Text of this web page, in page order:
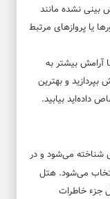
بینی نشده مانند
یا پروازهای مرتبط
آرامش بیشتر به
و بهترین
داده‌اید بیابید.
می‌شود و در
می‌شود. هتل
جزء خاطرات